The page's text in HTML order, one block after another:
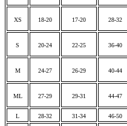
XS 18-20 17-20 28-32
S 20-24 22-25 36-40
M 24-27 26-29 40-44
ML 27-29 29-31 44-47
L 28-32 31-34 46-50